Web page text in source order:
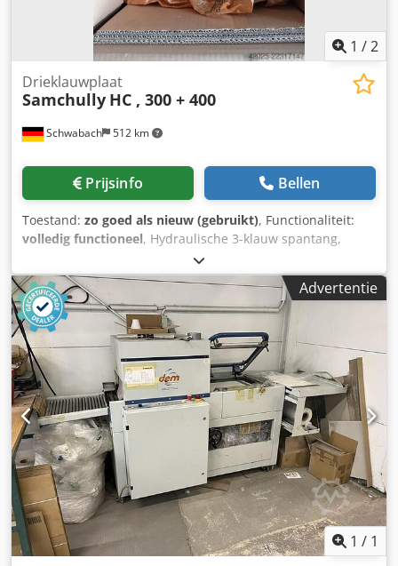
1 /2
Schwabach 512 km
Drieklauwplaat
Samchully HC , 300 + 400
Prijsinfo Bellen
Toestand: zo goed als nieuw (gebruikt), Functionaliteit:
volledig functioneel, Hydraulische 3-klauw spantang,
Samchully, diameter 300 mm en diameter 400 mm, en
hydraulische spancyinder, type: Y-1550 RE. Verkoop
afzonderlijk of samen! Dcedpfx Adjzlcc Neyek Advertentie
1 / 1